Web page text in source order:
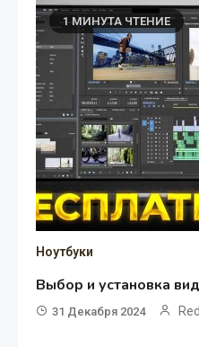
1 МИНУТА ЧТЕНИЕ
Ноутбуки
Выбор и установка
31 Декабря 2024